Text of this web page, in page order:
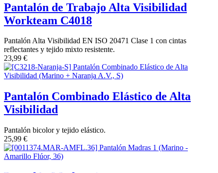
Pantalón de Trabajo Alta Visibilidad
Workteam C4018
Pantalón Alta Visibilidad EN ISO 20471 Clase 1 con cintas
reflectantes y tejido mixto resistente.
23,99 €
Pantalón Combinado Elástico de Alta
Visibilidad
Pantalón bicolor y tejido elástico.
25,99 €